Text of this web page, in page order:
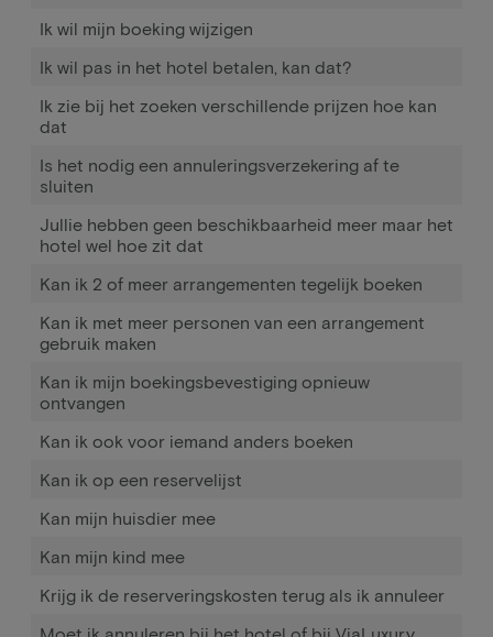
Ik wil mijn boeking wijzigen
Ik wil pas in het hotel betalen, kan dat?
Ik zie bij het zoeken verschillende prijzen hoe kan
dat
Is het nodig een annuleringsverzekering af te
sluiten
Jullie hebben geen beschikbaarheid meer maar het
hotel wel hoe zit dat
Kan ik 2 of meer arrangementen tegelijk boeken
Kan ik met meer personen van een arrangement
gebruik maken
Kan ik mijn boekingsbevestiging opnieuw
ontvangen
Kan ik ook voor iemand anders boeken
Kan ik op een reservelijst
Kan mijn huisdier mee
Kan mijn kind mee
Krijg ik de reserveringskosten terug als ik annuleer